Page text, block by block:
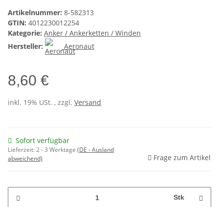
Artikelnummer: 8-582313
GTIN: 4012230012254
Kategorie: Anker / Ankerketten / Winden
Hersteller:
Aeronaut
8,60 €
inkl. 19% USt. , zzgl. Versand
Sofort verfügbar
Lieferzeit:2 - 3 Werktage (DE - Ausland
abweichend)
Frage zum Artikel
Stk